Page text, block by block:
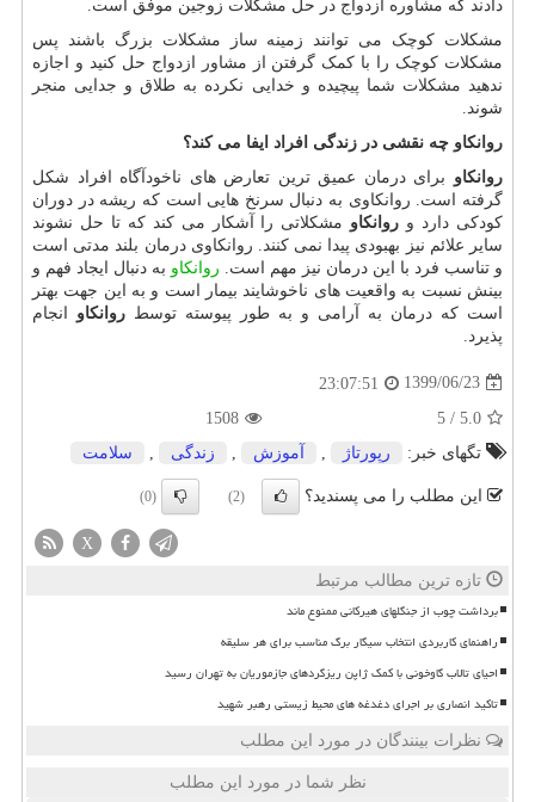
دادند که مشاوره ازدواج در حل مشکلات زوجین موفق است.
مشکلات کوچک می توانند زمینه ساز مشکلات بزرگ باشند پس
مشکلات کوچک را با کمک گرفتن از مشاور ازدواج حل کنید و اجازه
ندهید مشکلات شما پیچیده و خدایی نکرده به طلاق و جدایی منجر
شوند.
روانکاو چه نقشی در زندگی افراد ایفا می کند؟
روانکاو برای درمان عمیق ترین تعارض های ناخودآگاه افراد شکل
گرفته است. روانکاوی به دنبال سرنخ هایی است که ریشه در دوران
کودکی دارد و روانکاو مشکلاتی را آشکار می کند که تا حل نشوند
سایر علائم نیز بهبودی پیدا نمی کنند. روانکاوی درمان بلند مدتی است
و تناسب فرد با این درمان نیز مهم است. روانکاو به دنبال ایجاد فهم و
بینش نسبت به واقعیت های ناخوشایند بیمار است و به این جهت بهتر
است که درمان به آرامی و به طور پیوسته توسط روانکاو انجام
پذیرد.
1399/06/23
23:07:51
5.0
/
5
1508
تگهای خبر:
رپورتاژ آموزش زندگی سلامت
این مطلب را می پسندید؟ (2)
(0)
X
تازه ترین مطالب مرتبط
برداشت چوب از جنگلهای هیرکانی ممنوع ماند
راهنمای کاربردی انتخاب سیگار برگ مناسب برای هر سلیقه
احیای تالاب گاوخونی با کمک ژاپن ریزگردهای جازموریان به تهران رسید
تاکید انصاری بر اجرای دغدغه های محیط زیستی رهبر شهید
نظرات بینندگان در مورد این مطلب
نظر شما در مورد این مطلب